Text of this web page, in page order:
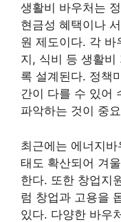
생활비 바우처는
현금성 혜택이나
원 제도이다. 각 바
지, 식비 등 생활비
록 설계된다. 정책
간이 다를 수 있어
파악하는 것이 중
최근에는 에너지
태도 확산되어 겨
한다. 또한 창업지
럼 창업과 고용을
있다. 다양한 바우